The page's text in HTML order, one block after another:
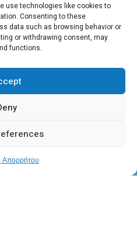
use technologies like cookies to
Consenting to these
data such as browsing behavior or
or withdrawing consent, may
functions.
Απορρήτου
650 3565